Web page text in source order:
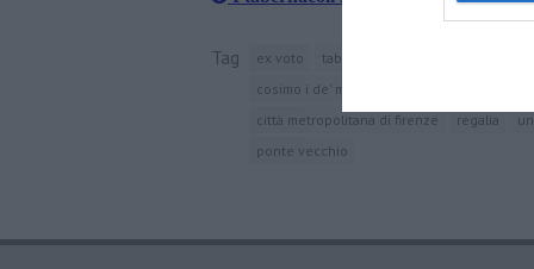
Tag ex voto tabernacolo
cosimo i de' medici
città metropolitana di firenze
regalia
ponte vecchio